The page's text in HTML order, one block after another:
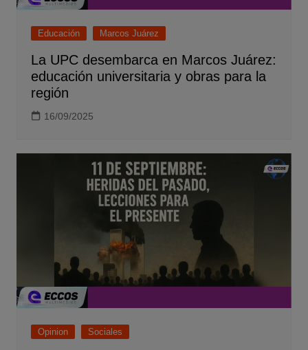
Educación Marcos Juárez
La UPC desembarca en Marcos Juárez:
educación universitaria y obras para la
región
16/09/2025
Opinion Sociales